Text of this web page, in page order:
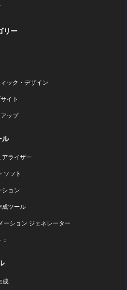
リー
ック・デザイン
イト
ップ
ル
ライザー
ソフト
ション
成ツール
ーション ジェネレーター
成